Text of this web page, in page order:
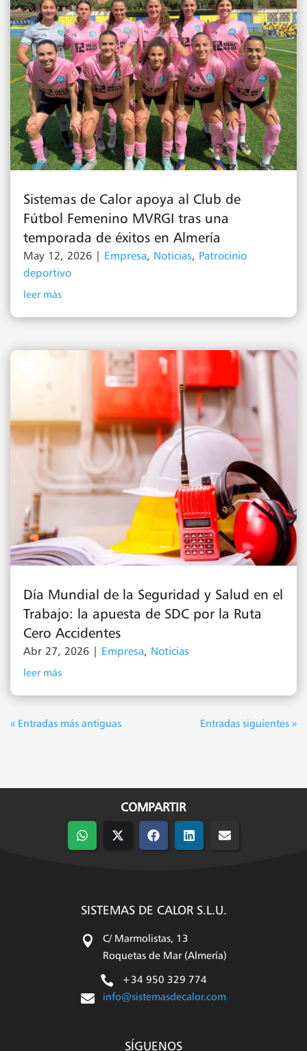
Sistemas de Calor apoya al Club de
Fútbol Femenino MVRGI tras una
temporada de éxitos en Almería
May 12, 2026 Empresa, Noticias, Patrocinio
deportivo
leer más
Día Mundial de la Seguridad y Salud en el
Trabajo: la apuesta de SDC por la Ruta
Cero Accidentes
Abr 27, 2026 Empresa, Noticias
leer más
« Entradas más antiguas Entradas siguientes »
COMPARTIR
Compartir
en
CompartirCompartir
en
Compartir
en
Compartir
SISTEMAS DE CALOR S.L.U.

C/ Marmolistas, 13
Roquetas de Mar (Almería)
 +34 950 329 774
 info@sistemasdecalor.com
SÍGUENOS